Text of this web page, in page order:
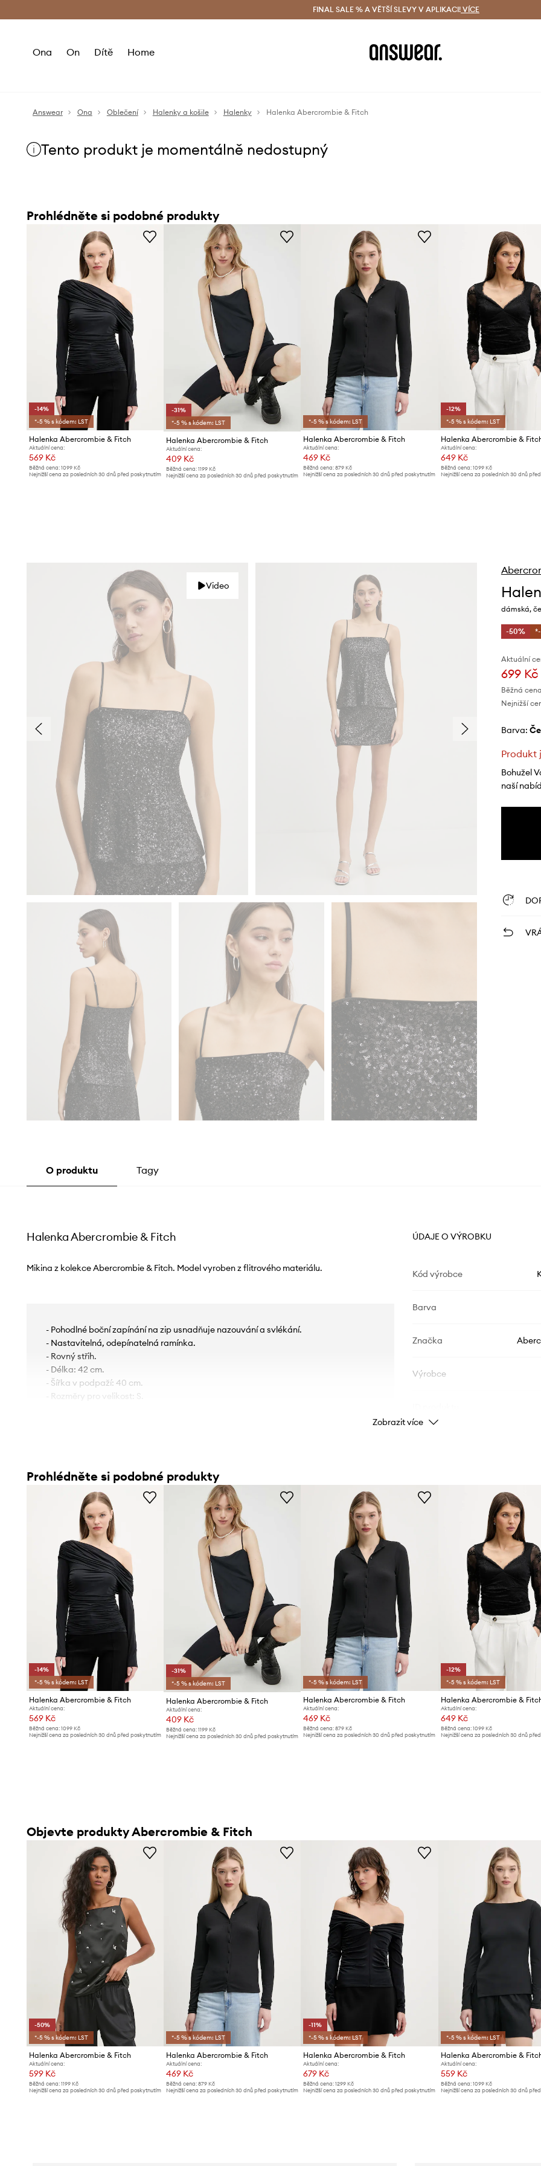
Doručení a vrácení zdarma (od 1800 Kč) Doručení i do 24 h
FINAL SALE % A VĚTŠÍ SLEVY V APLIKACI! VÍCE
Ona On Dítě Home
Answear Ona Oblečení Halenky a košile Halenky Halenka Abercrombie & Fitch
Tento produkt je momentálně nedostupný
Prohlédněte si podobné produkty
-14%
*-5 % s kódem: LST
Halenka Abercrombie & Fitch
Aktuální cena:
569 Kč
Běžná cena: 1099 Kč
Nejnižší cena za posledních 30 dnů před poskytnutím
-31%
*-5 % s kódem: LST
Halenka Abercrombie & Fitch
Aktuální cena:
409 Kč
Běžná cena:1199 Kč
Nejnižší cena za posledních 30 dnů před poskytnutím
*-5 % s kódem: LST
Halenka Abercrombie & Fitch
Aktuální cena:
469 Kč
Běžná cena: 879 Kč
Nejnižší cena za posledních 30 dnů před poskytnutím
-12%
*-5 % s kódem: LST
Halenka Abercrombie &
Aktuální cena:
649 Kč
Běžná cena: 1099 Kč
Nejnižší cena za posledních 30 dnů
Video
dámská,
-50%
Aktuální
699 Kč
Běžná
Nejnižší
Barva:
Produkt
Bohužel
naší
O produktu Tagy
Halenka Abercrombie & Fitch
Mikina z kolekce Abercrombie & Fitch. Model vyroben z flitrového materiálu.
- Pohodlné boční zapínání na zip usnadňuje nazouvání a svlékání.
- Nastavitelná, odepínatelná ramínka.
- Rovný střih.
- Délka: 42 cm.
- Šířka v podpaží: 40 cm.
- Rozměry pro velikost: S.
ÚDAJE O VÝROBKU
Kód výrobce
Barva
Značka
Výrobce
Zobrazit více
Prohlédněte si podobné produkty
-14%
*-5 % s kódem: LST
Halenka Abercrombie & Fitch
Aktuální cena:
569 Kč
Běžná cena: 1099 Kč
Nejnižší cena za posledních 30 dnů před poskytnutím
-31%
*-5 % s kódem: LST
Halenka Abercrombie & Fitch
Aktuální cena:
409 Kč
Běžná cena:1199 Kč
Nejnižší cena za posledních 30 dnů před poskytnutím
*-5 % s kódem: LST
Halenka Abercrombie & Fitch
Aktuální cena:
469 Kč
Běžná cena: 879 Kč
Nejnižší cena za posledních 30 dnů před poskytnutím
-12%
*-5 % s kódem: LST
Halenka Abercrombie &
Aktuální cena:
649 Kč
Běžná cena: 1099 Kč
Nejnižší cena za posledních 30 dnů
Objevte produkty Abercrombie & Fitch
-50%
*-5 % s kódem: LST
Halenka Abercrombie & Fitch
Aktuální cena:
599 Kč
Běžná cena: 1199 Kč
Nejnižší cena za posledních 30 dnů před poskytnutím
*-5 % s kódem: LST
Halenka Abercrombie & Fitch
Aktuální cena:
469 Kč
Běžná cena:879 Kč
Nejnižší cena za posledních 30 dnů před poskytnutím
-11%
*-5 % s kódem: LST
Halenka Abercrombie & Fitch
Aktuální cena:
679 Kč
Běžná cena: 1299 Kč
Nejnižší cena za posledních 30 dnů před poskytnutím
*-5 % s kódem: LST
Halenka Abercrombie &
Aktuální cena:
559 Kč
Běžná cena: 1099 Kč
Nejnižší cena za posledních 30 dnů